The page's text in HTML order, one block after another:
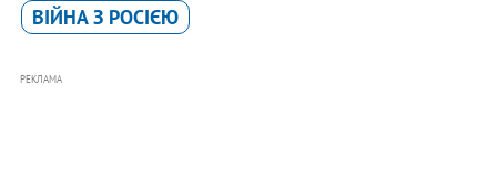
ВІЙНА З РОСІЄЮ
РЕКЛАМА